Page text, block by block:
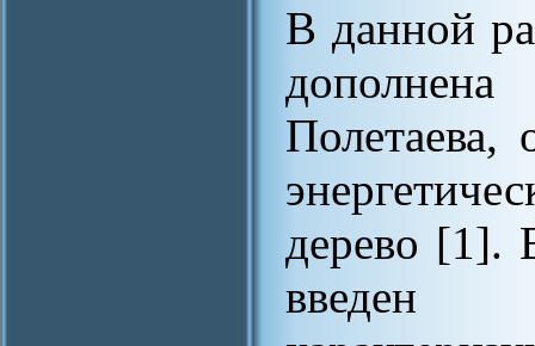
В данной
Полетаева,
дерево [1].
введен